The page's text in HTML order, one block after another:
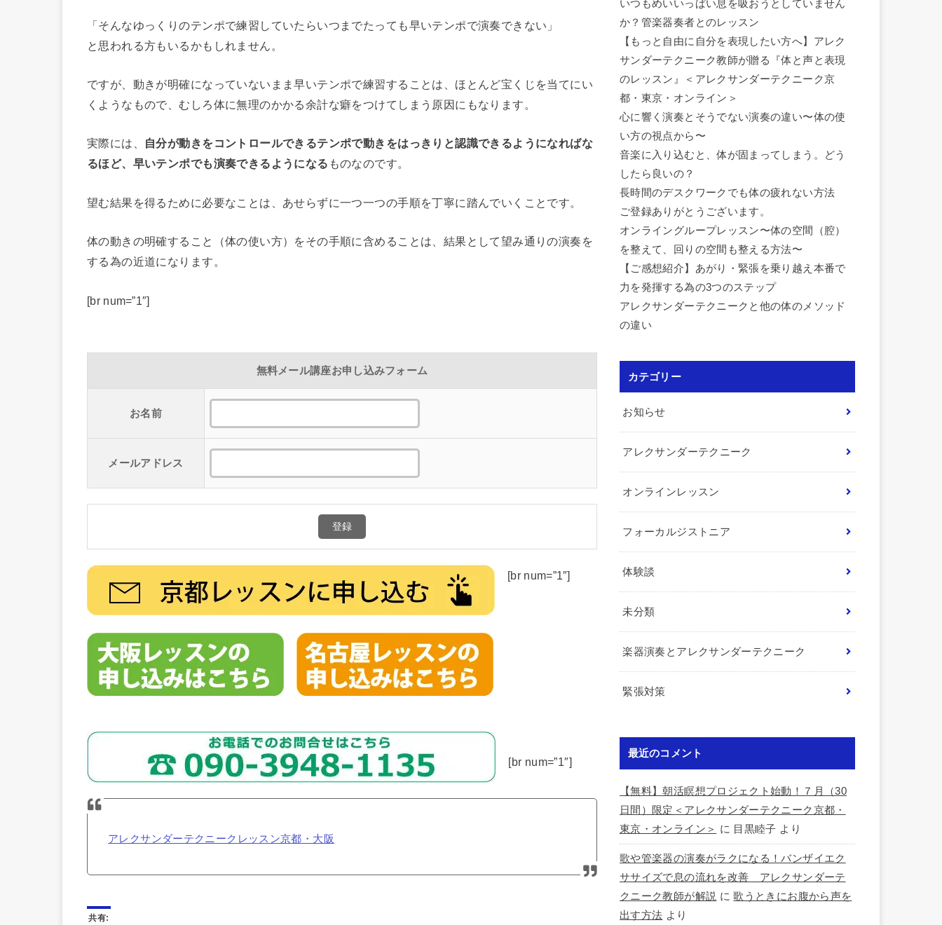
「そんなゆっくりのテンポで練習していたらいつまでたっても早いテンポで演奏できない」
と思われる方もいるかもしれません。
ですが、動きが明確になっていないまま早いテンポで練習することは、ほとんど宝くじを当てにい
くようなもので、むしろ体に無理のかかる余計な癖をつけてしまう原因にもなります。
実際には、
自分が動きをコントロールできるテンポで動きをはっきりと認識できるようになればな
るほど、早いテンポでも演奏できるようになる ものなのです。
望む結果を得るために必要なことは、あせらずに一つ一つの手順を丁寧に踏んでいくことです。
体の動きの明確すること（体の使い方）をその手順に含めることは、結果として望み通りの演奏を
する為の近道になります。
[br num=”1″]
無料メール講座お申し込みフォーム
お名前
メールアドレス
[br num=”1″]
[br num=”1″]
アレクサンダーテクニークレッスン京都・大阪
共有:
いつもめいいっぱい息を吸おうとしていません
か？管楽器奏者とのレッスン
【もっと自由に自分を表現したい方へ】アレク
サンダーテクニーク教師が贈る『体と声と表現
のレッスン』＜アレクサンダーテクニーク京
都・東京・オンライン＞
心に響く演奏とそうでない演奏の違い〜体の使
い方の視点から〜
音楽に入り込むと、体が固まってしまう。どう
したら良いの？
長時間のデスクワークでも体の疲れない方法
ご登録ありがとうございます。
オンライングループレッスン〜体の空間（腔）
を整えて、回りの空間も整える方法〜
【ご感想紹介】あがり・緊張を乗り越え本番で
力を発揮する為の3つのステップ
アレクサンダーテクニークと他の体のメソッド
の違い
カテゴリー
お知らせ
アレクサンダーテクニーク
オンラインレッスン
フォーカルジストニア
体験談
未分類
楽器演奏とアレクサンダーテクニーク
緊張対策
最近のコメント
【無料】朝活瞑想プロジェクト始動！７月（30
日間）限定＜アレクサンダーテクニーク京都・
東京・オンライン＞
に 目黒睦子 より
歌や管楽器の演奏がラクになる！バンザイエク
ササイズで息の流れを改善 アレクサンダーテ
クニーク教師が解説 に歌うときにお腹から声を
出す方法 より